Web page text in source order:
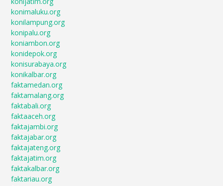
konimaluku.org
konilampung.org
konipalu.org
koniambon.org
konidepok.org
konisurabaya.org
konikalbar.org
faktamedan.org
faktamalang.org
faktabali.org
faktaaceh.org
faktajambi.org
faktajabar.org
faktajateng.org
faktajatim.org
faktakalbar.org
faktariau.org